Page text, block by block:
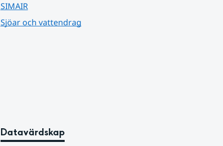
SIMAIR
Sjöar och vattendrag
Datavärdskap